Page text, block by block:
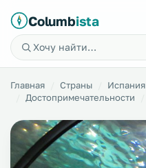
Columbista
Главная Страны Испания
Достопримечательности